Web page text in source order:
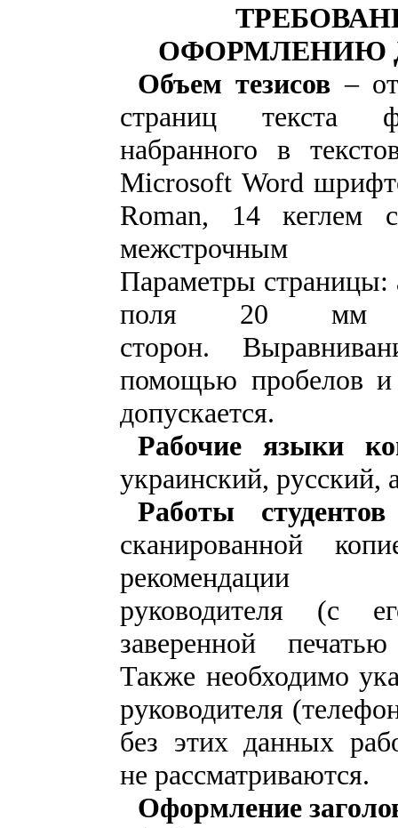
ОФОРМЛЕНИЮ
Объем тезисов –
страниц текста
набранного в
Microsoft Word
Roman, 14 кеглем
межстрочным
Параметры страницы:
поля 20 мм
сторон.
помощью пробелов и
допускается.
Рабочие языки
украинский, русский,
Работы студентов
сканированной
рекомендации
руководителя (с
заверенной
Также необходимо
руководителя
без этих данных
не рассматриваются.
Оформление